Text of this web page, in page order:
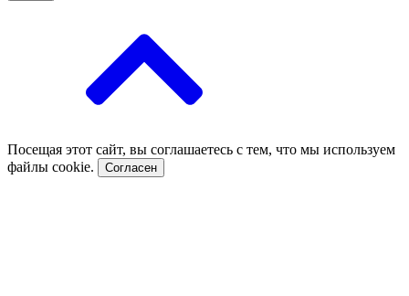
Посещая этот сайт, вы соглашаетесь с тем, что мы используем
файлы cookie.
Согласен